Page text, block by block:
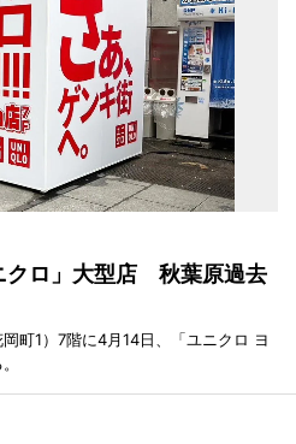
クロ」大型店 秋葉原過去
町1）7階に4月14日、「ユニクロ ヨ